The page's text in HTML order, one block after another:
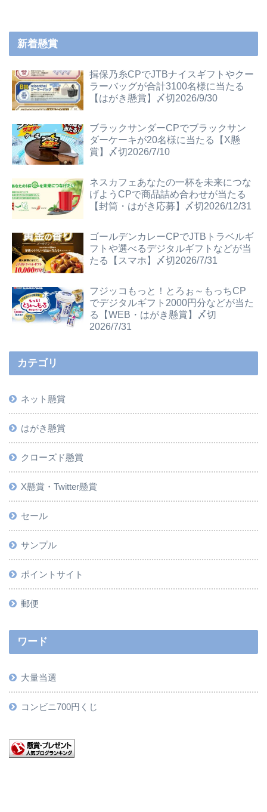
新着懸賞
揖保乃糸CPでJTBナイスギフトやクー
ラーバッグが合計3100名様に当たる
【はがき懸賞】〆切2026/9/30
ブラックサンダーCPでブラックサン
ダーケーキが20名様に当たる【X懸
賞】〆切2026/7/10
ネスカフェあなたの一杯を未来につな
げようCPで商品詰め合わせが当たる
【封筒・はがき応募】〆切2026/12/31
ゴールデンカレーCPでJTBトラベルギ
フトや選べるデジタルギフトなどが当
たる【スマホ】〆切2026/7/31
フジッコもっと！とろぉ～もっちCP
でデジタルギフト2000円分などが当た
る【WEB・はがき懸賞】〆切
2026/7/31
カテゴリ
ネット懸賞
はがき懸賞
クローズド懸賞
X懸賞・Twitter懸賞
セール
サンプル
ポイントサイト
郵便
ワード
大量当選
コンビニ700円くじ